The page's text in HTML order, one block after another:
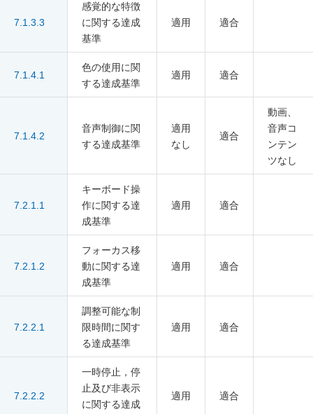
7.1.3.3
感覚的な特徴
に関する達成
基準
適用 適合
7.1.4.1
色の使用に関
する達成基準
適用 適合
7.1.4.2
音声制御に関
する達成基準
適用
なし
適合
動画、
音声コ
ンテン
ツなし
7.2.1.1
キーボード操
作に関する達
成基準
適用 適合
7.2.1.2
フォーカス移
動に関する達
成基準
適用 適合
7.2.2.1
調整可能な制
限時間に関す
る達成基準
適用 適合
7.2.2.2
一時停止，停
止及び非表示
に関する達成
適用 適合